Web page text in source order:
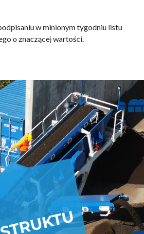
w minionym tygodniu listu
o znaczącej wartości.